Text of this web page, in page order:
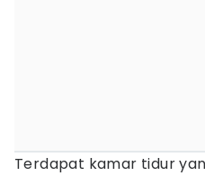
Terdapat kamar tidur